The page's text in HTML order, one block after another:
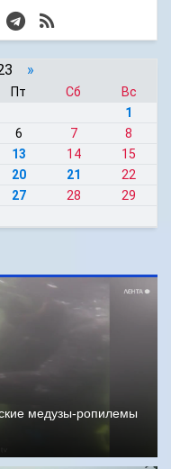
»
Пт Сб
Вс
1
6 7
8
13 14
15
20 21
22
27 28
29
медузы-ропилемы